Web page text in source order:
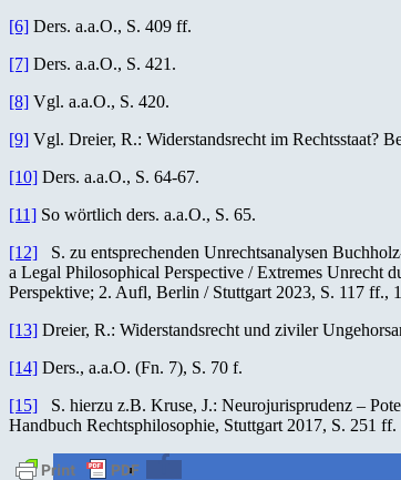
[6] Ders. a.a.O., S. 409 ff.
[7] Ders. a.a.O., S. 421.
[8] Vgl. a.a.O., S. 420.
[9] Vgl. Dreier, R.: Widerstandsrecht im Rechtsstaat?
[10] Ders. a.a.O., S. 64-67.
[11] So wörtlich ders. a.a.O., S. 65.
[12] S. zu entsprechenden Unrechtsanalysen
a Legal Philosophical Perspective / Extremes Unrecht
Perspektive; 2. Aufl, Berlin / Stuttgart 2023, S. 117 ff.,
[13] Dreier, R.: Widerstandsrecht und ziviler
[14] Ders., a.a.O. (Fn. 7), S. 70 f.
[15] S. hierzu z.B. Kruse, J.: Neurojurisprudenz –
Handbuch Rechtsphilosophie, Stuttgart 2017, S. 251 ff.